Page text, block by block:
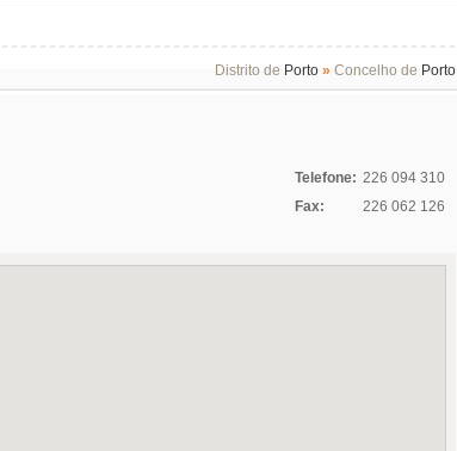
Distrito de Porto » Concelho de Porto
Telefone: 226 094 310
Fax:
226 062 126